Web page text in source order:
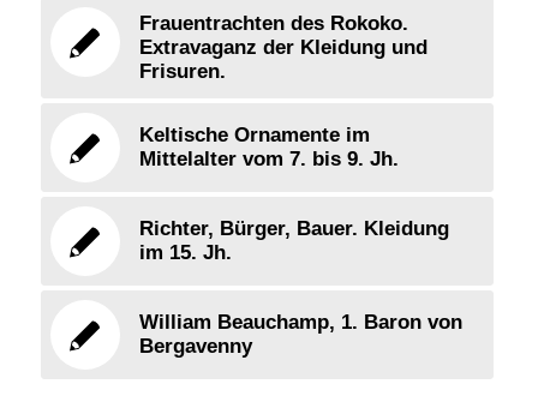
Frauentrachten des Rokoko.
Extravaganz der Kleidung und
Frisuren.
Keltische Ornamente im
Mittelalter vom 7. bis 9. Jh.
Richter, Bürger, Bauer. Kleidung
im 15. Jh.
William Beauchamp, 1. Baron von
Bergavenny